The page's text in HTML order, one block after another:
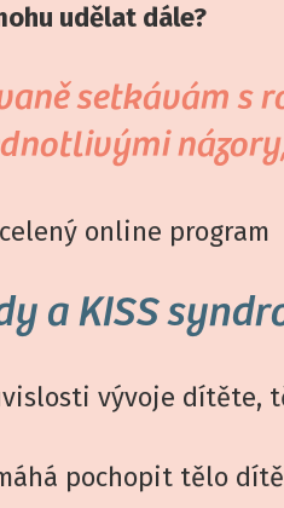
udělat dále?
setkávám s
online program
a KISS
vývoje dítěte,
pochopit tělo